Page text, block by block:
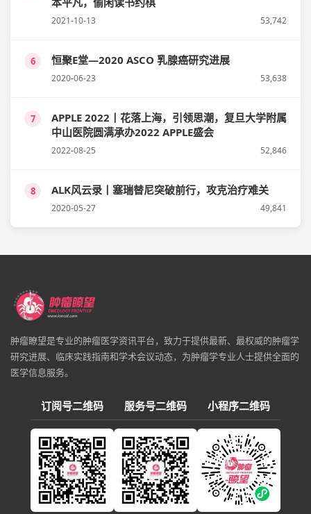
2021-10-13 53,742
6 恒聚E堂—2020 ASCO 乳腺癌研究进展
2020-06-23 53,638
7
APPLE 2022丨花落上海，引领思潮，复旦大学附属
中山医院圆满承办2022 APPLE盛会
2022-08-25 52,846
8 ALK风云录丨塞瑞替尼突破前行，攻克治疗难关
2020-05-27 49,841
肿瘤瞭望是专业的肿瘤医学资讯平台，致力于提供最新、最权威的肿瘤学
研究进展、临床实践指南和学术会议动态，为肿瘤学专业人士提供全面的
医学信息服务。
订阅号二维码 服务号二维码 小程序二维码